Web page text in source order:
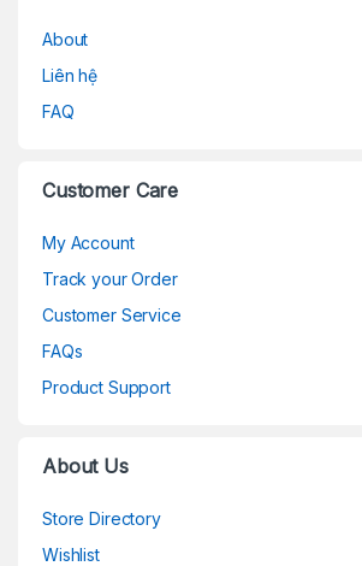
About
Liên hệ
FAQ
Customer Care
My Account
Track your Order
Customer Service
FAQs
Product Support
About Us
Store Directory
Wishlist